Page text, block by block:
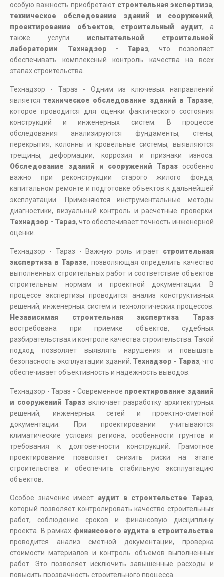
особую важность приобретают строительная экспертиза,
техническое обследование зданий и сооружений,
проектирование объектов, строительный аудит, а
также услуги испытательной строительной
лаборатории
Технадзор - Тараз, что позволяет
обеспечивать комплексный контроль качества на всех
этапах строительства.
Технадзор - Тараз - Одним из ключевых направлений
являетсятехническое обследование зданий в Таразе,
которое проводится для оценки фактического состояния
конструкций и инженерных систем. В процессе
обследования анализируются фундаменты, стены,
перекрытия, колонны и кровельные системы, выявляются
трещины, деформации, коррозия и признаки износа.
Обследование зданий и сооружений Тараз особенно
важно при реконструкции старого жилого фонда,
капитальном ремонте и подготовке объектов к дальнейшей
эксплуатации. Применяются инструментальные методы
диагностики, визуальный контроль и расчетные проверки.
Технадзор - Тараз, что обеспечивает точность инженерной
оценки.
Технадзор - Тараз - Важную роль играет строительная
экспертиза в Таразе, позволяющая определить качество
выполненных строительных работ и соответствие объектов
строительным нормам и проектной документации. В
процессе экспертизы проводится анализ конструктивных
решений, инженерных систем и технологических процессов.
Независимая строительная экспертиза Тараз
востребована при приемке объектов, судебных
разбирательствах и контроле качества строительства. Такой
подход позволяет выявлять нарушения и повышать
безопасность эксплуатации зданий. Технадзор - Тараз, что
обеспечивает объективность и надежность выводов.
Технадзор - Тараз - Современное проектирование зданий
и сооружений Тараз включает разработку архитектурных
решений, инженерных сетей и проектно-сметной
документации. При проектировании учитываются
климатические условия региона, особенности грунтов и
требования к долговечности конструкций. Грамотное
проектирование позволяет снизить риски на этапе
строительства и обеспечить стабильную эксплуатацию
объектов.
Особое значение имеет аудит в строительстве Тараз,
который позволяет контролировать качество строительных
работ, соблюдение сроков и финансовую дисциплину
проекта. В рамках финансового аудита в строительстве
проводится анализ сметной документации, проверка
стоимости материалов и контроль объемов выполненных
работ. Это позволяет исключить завышенные расходы и
повысить прозрачность строительного процесса.